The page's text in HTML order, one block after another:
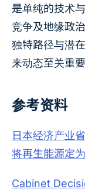
是单纯的技术
竞争及地缘政
独特路径与潜
来动态至关重要
参考资料
日本经济产业
将再生能源定
Cabinet